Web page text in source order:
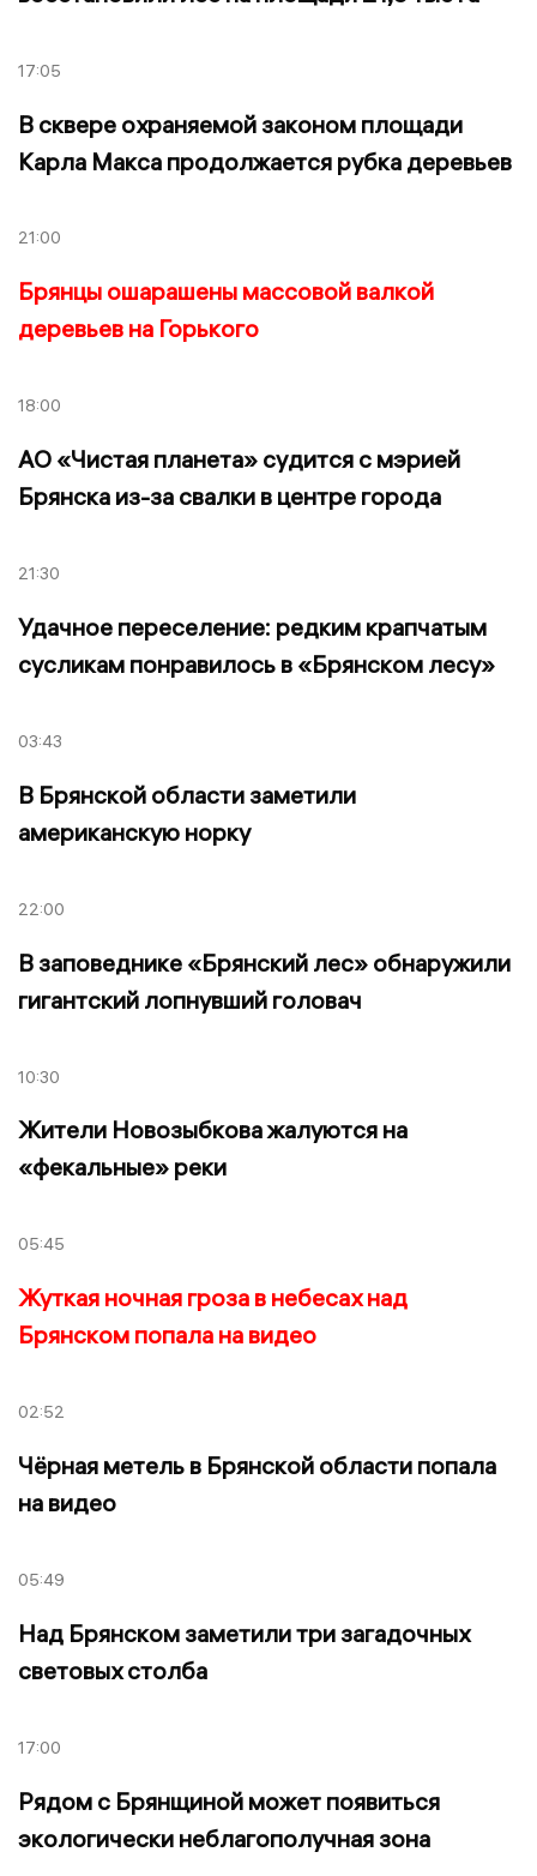
17:05
В сквере охраняемой законом площади
Карла Макса продолжается рубка деревьев
21:00
Брянцы ошарашены массовой валкой
деревьев на Горького
18:00
АО «Чистая планета» судится с мэрией
Брянска из-за свалки в центре города
21:30
Удачное переселение: редким крапчатым
сусликам понравилось в «Брянском лесу»
03:43
В Брянской области заметили
американскую норку
22:00
В заповеднике «Брянский лес» обнаружили
гигантский лопнувший головач
10:30
Жители Новозыбкова жалуются на
«фекальные» реки
05:45
Жуткая ночная гроза в небесах над
Брянском попала на видео
02:52
Чёрная метель в Брянской области попала
на видео
05:49
Над Брянском заметили три загадочных
световых столба
17:00
Рядом с Брянщиной может появиться
экологически неблагополучная зона